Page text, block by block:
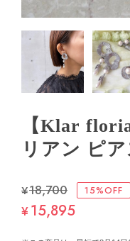
【Klar
リアン ピア
¥18,700 15%OFF
¥15,895